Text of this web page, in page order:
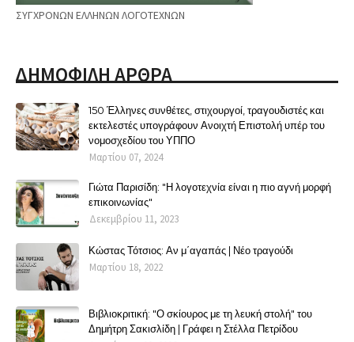
ΣΥΓΧΡΟΝΩΝ ΕΛΛΗΝΩΝ ΛΟΓΟΤΕΧΝΩΝ
ΔΗΜΟΦΙΛΗ ΑΡΘΡΑ
150 Έλληνες συνθέτες, στιχουργοί, τραγουδιστές και
εκτελεστές υπογράφουν Ανοιχτή Επιστολή υπέρ του
νομοσχεδίου του ΥΠΠΟ
Μαρτίου 07, 2024
Γιώτα Παρισίδη: "Η λογοτεχνία είναι η πιο αγνή μορφή
επικοινωνίας"
Δεκεμβρίου 11, 2023
Κώστας Τότσιος: Αν μ΄αγαπάς | Νέο τραγούδι
Μαρτίου 18, 2022
Βιβλιοκριτική: "Ο σκίουρος με τη λευκή στολή" του
Δημήτρη Σακισλίδη | Γράφει η Στέλλα Πετρίδου